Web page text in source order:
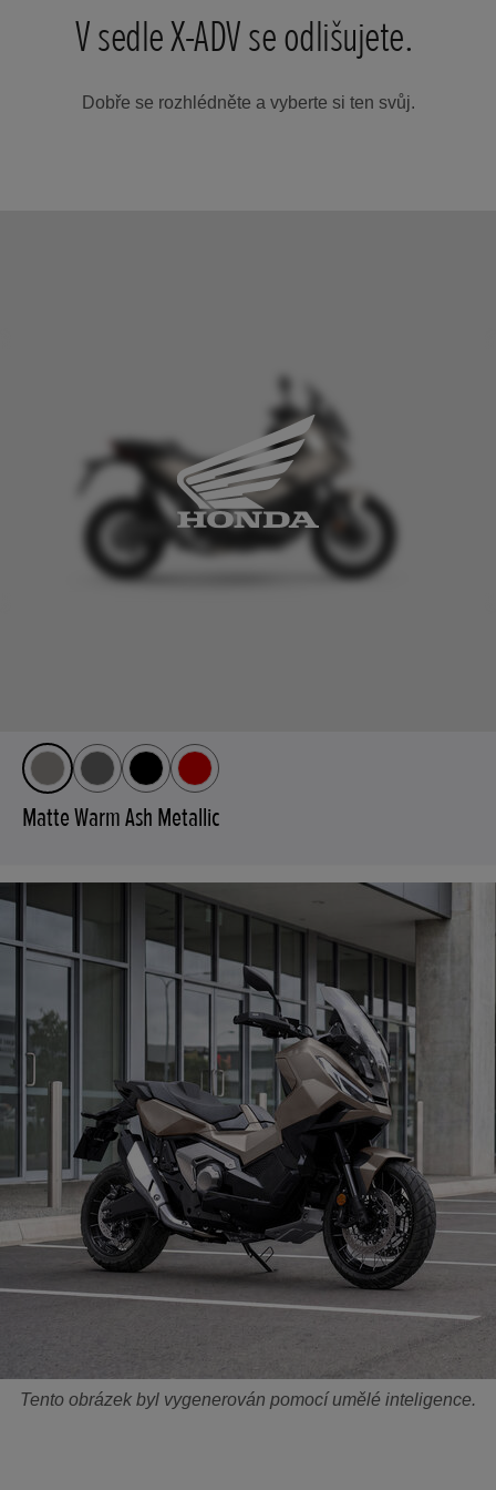
V sedle X-ADV se odlišujete.
Dobře se rozhlédněte a vyberte si ten svůj.
Matte Warm Ash Metallic
Tento obrázek byl vygenerován pomocí umělé inteligence.